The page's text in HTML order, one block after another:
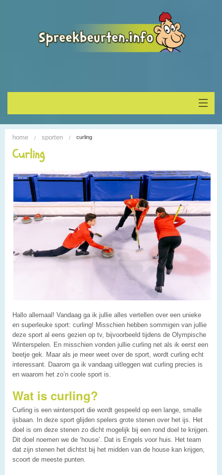
Home
Onderwerp vinden
Spreekbeurt houden
Alle Spreekbeurten
Blogs
home sporten curling
Curling
Hallo allemaal! Vandaag ga ik jullie alles vertellen over een unieke
en superleuke sport: curling! Misschien hebben sommigen van jullie
deze sport al eens gezien op tv, bijvoorbeeld tijdens de Olympische
Winterspelen. En misschien vonden jullie curling net als ik eerst een
beetje gek. Maar als je meer weet over de sport, wordt curling echt
interessant. Daarom ga ik vandaag uitleggen wat curling precies is
en waarom het zo’n coole sport is.
Wat is curling?
Curling is een wintersport die wordt gespeeld op een lange, smalle
ijsbaan. In deze sport glijden spelers grote stenen over het ijs. Het
doel is om deze stenen zo dicht mogelijk bij een rond doel te krijgen.
Dit doel noemen we de ‘house’. Dat is Engels voor huis. Het team
dat zijn stenen het dichtst bij het midden van de house kan krijgen,
scoort de meeste punten.